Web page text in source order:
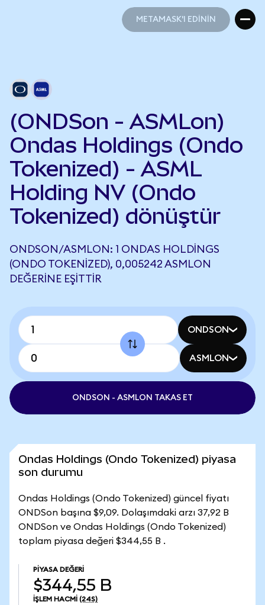
METAMASK'I EDİNİN
(ONDSon - ASMLon)
Ondas Holdings (Ondo
Tokenized) - ASML
Holding NV (Ondo
Tokenized) dönüştür
ONDSON/ASMLON: 1 ONDAS HOLDINGS
(ONDO TOKENIZED), 0,005242 ASMLON
DEĞERINE EŞITTIR
ONDSON
ASMLON
ONDSON - ASMLON TAKAS ET
Ondas Holdings (Ondo Tokenized) piyasa
son durumu
Ondas Holdings (Ondo Tokenized) güncel fiyatı
ONDSon başına $9,09. Dolaşımdaki arzı 37,92 B
ONDSon ve Ondas Holdings (Ondo Tokenized)
toplam piyasa değeri $344,55 B .
PIYASA DEĞERI
$344,55 B
İŞLEM HACMI (24S)